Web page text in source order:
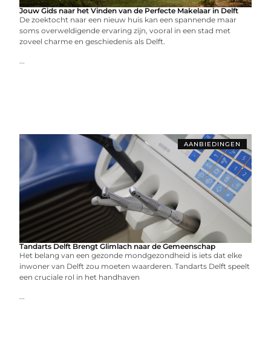
Jouw Gids naar het Vinden van de Perfecte Makelaar in Delft
De zoektocht naar een nieuw huis kan een spannende maar
soms overweldigende ervaring zijn, vooral in een stad met
zoveel charme en geschiedenis als Delft.
...
AANBIEDINGEN
Tandarts Delft Brengt Glimlach naar de Gemeenschap
Het belang van een gezonde mondgezondheid is iets dat elke
inwoner van Delft zou moeten waarderen. Tandarts Delft speelt
een cruciale rol in het handhaven
...